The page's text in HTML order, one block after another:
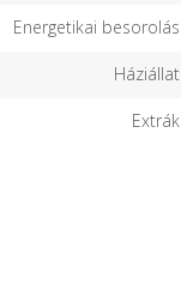
Energetikai besorolás
Háziállat
Extrák